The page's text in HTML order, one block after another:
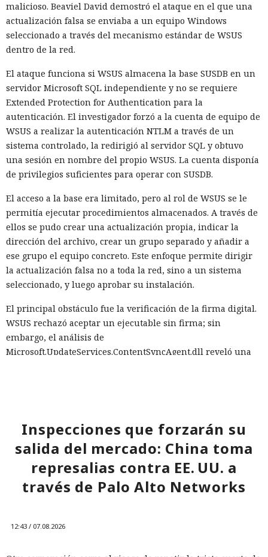
malicioso. Beaviel David demostró el ataque en el que una
actualización falsa se enviaba a un equipo Windows
seleccionado a través del mecanismo estándar de WSUS
dentro de la red.
El ataque funciona si WSUS almacena la base SUSDB en un
servidor Microsoft SQL independiente y no se requiere
Extended Protection for Authentication para la
autenticación. El investigador forzó a la cuenta de equipo de
WSUS a realizar la autenticación NTLM a través de un
sistema controlado, la redirigió al servidor SQL y obtuvo
una sesión en nombre del propio WSUS. La cuenta disponía
de privilegios suficientes para operar con SUSDB.
El acceso a la base era limitado, pero al rol de WSUS se le
permitía ejecutar procedimientos almacenados. A través de
ellos se pudo crear una actualización propia, indicar la
dirección del archivo, crear un grupo separado y añadir a
ese grupo el equipo concreto. Este enfoque permite dirigir
la actualización falsa no a toda la red, sino a un sistema
seleccionado, y luego aprobar su instalación.
El principal obstáculo fue la verificación de la firma digital.
WSUS rechazó aceptar un ejecutable sin firma; sin
embargo, el análisis de
Microsoft.UpdateServices.ContentSyncAgent.dll reveló una
Tras el lanzamiento manual de la actualización, la estación
de trabajo de prueba instaló la carga y se conectó con éxito
al servidor de control. Con la política de descarga e
instalación automática de actualizaciones activada, ese
mismo escenario puede ocurrir sin acción del usuario. Para
Inspecciones que forzarán su
salida del mercado: China toma
represalias contra EE. UU. a
través de Palo Alto Networks
12:43 / 07.08.2026